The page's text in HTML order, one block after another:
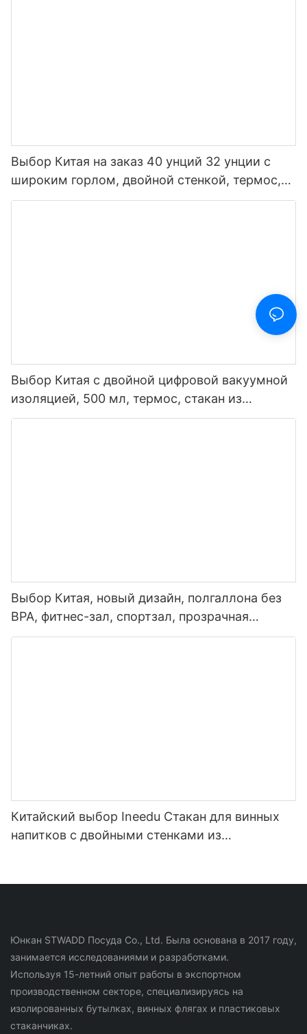
Выбор Китая на заказ 40 унций 32 унции с
широким горлом, двойной стенкой, термос,
изолированная спортивная бутылка для воды
Выбор Китая с двойной цифровой вакуумной
изоляцией, 500 мл, термос, стакан из
нержавеющей стали, умная бутылка для
Выбор Китая, новый дизайн, полгаллона без
BPA, фитнес-зал, спортзал, прозрачная
пластиковая мотивационная бутылка для
Китайский выбор Ineedu Стакан для винных
напитков с двойными стенками из
Юнкан STWADD Посуда Co., Ltd. Была основана в 2017 году,
занимается исследованиями и разработками.
Используя 15-летний опыт работы в экспортном
производственном секторе, специализируясь на
изолированных бутылках, винных флягах и пластиковых
стаканчиках.